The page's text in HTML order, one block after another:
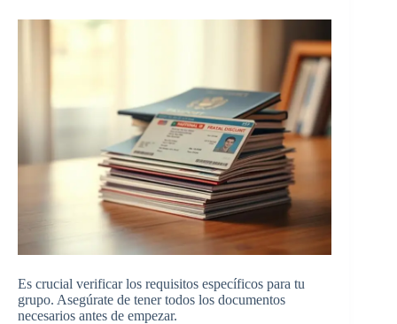
Es crucial verificar los requisitos específicos para tu
grupo. Asegúrate de tener todos los documentos
necesarios antes de empezar.